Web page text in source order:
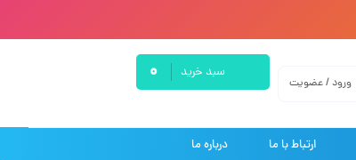
ورود / عضویت
سبد خرید 0
ارتباط با ما درباره ما